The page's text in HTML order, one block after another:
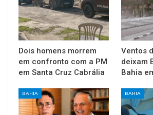
Dois homens morrem
em confronto com a PM
em Santa Cruz Cabrália
Ventos
deixam
Bahia
BAHIA BAHIA